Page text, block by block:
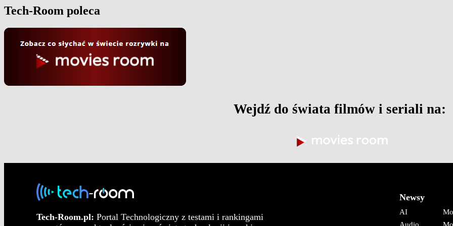
Tech-Room poleca
Wejdź do świata filmów i seriali na:
Tech-Room.pl: Portal Technologiczny z testami i rankingami
Newsy
AI